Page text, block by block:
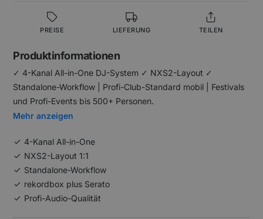
PREISE LIEFERUNG TEILEN
Produktinformationen
✓ 4-Kanal All-in-One DJ-System ✓ NXS2-Layout ✓
Standalone-Workflow | Profi-Club-Standard mobil | Festivals
und Profi-Events bis 500+ Personen.
Mehr anzeigen
4-Kanal All-in-One
NXS2-Layout 1:1
Standalone-Workflow
rekordbox plus Serato
Profi-Audio-Qualität